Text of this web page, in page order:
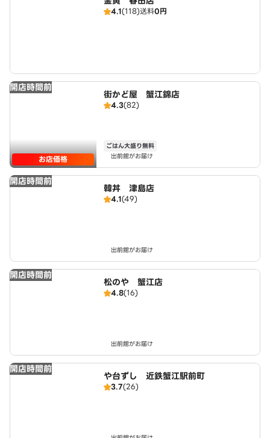
4.1(118)送料0円
開店時間前
お店価格
街かど屋 蟹江錦店
4.3(82)
ごはん大盛り無料
出前館がお届け
開店時間前
韓丼 津島店
4.1(49)
出前館がお届け
開店時間前
松のや 蟹江店
4.8(16)
出前館がお届け
開店時間前
や台ずし 近鉄蟹江駅前町
3.7(26)